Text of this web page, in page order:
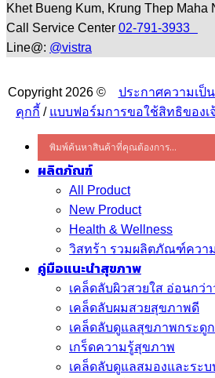
Khet Bueng Kum, Krung Thep Maha
Call Service Center 02-791-3933
Line@: @vistra
Copyright 2026 © ประกาศความเป็
คุกกี้ / แบบฟอร์มการขอใช้สิทธิของ
ผลิตภัณฑ์
All Product
New Product
Health & Wellness
วิสทร้า รวมผลิตภัณฑ์ควา
คู่มือแนะนำสุขภาพ
เคล็ดลับผิวสวยใส อ่อนกว่า
เคล็ดลับผมสวยสุขภาพดี
เคล็ดลับดูแลสุขภาพกระดู
เกร็ดความรู้สุขภาพ
เคล็ดลับดูแลสมองและระ